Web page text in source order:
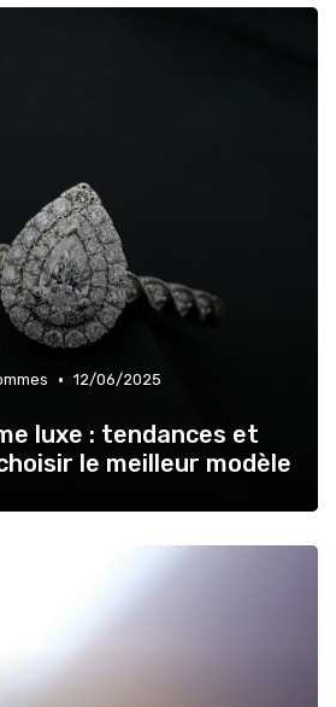
• 12/06/2025
luxe : tendances et
le meilleur modèle